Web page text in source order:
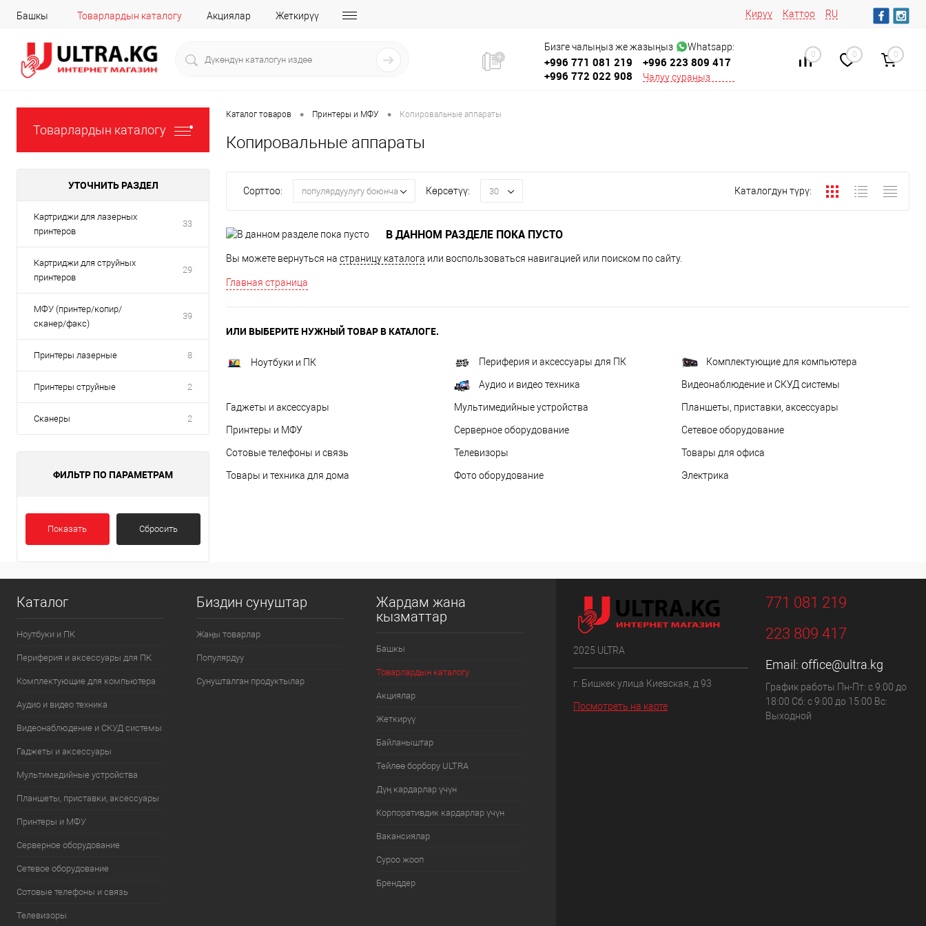
Башкы Товарлардын каталогу Акциялар Жеткирүү Кирүү Каттоо RU
Бизге чалыңыз же жазыңыз Whatsapp:
+996 771 081 219
+996 223 809 417
+996 772 022 908
Чалуу сураңыз
0 0 0
Товарлардын каталогу
УТОЧНИТЬ РАЗДЕЛ
Картриджи для лазерных
принтеров
33
Картриджи для струйных
принтеров
29
МФУ (принтер/копир/
сканер/факс)
39
Принтеры лазерные 8
Принтеры струйные 2
Сканеры 2
ФИЛЬТР ПО ПАРАМЕТРАМ
Показать Сбросить
Каталог товаров • Принтеры и МФУ • Копировальные аппараты
Копировальные аппараты
Сорттоо: популярдуулугу боюнча Көрсөтүү: 30 Каталогдун түрү:
В ДАННОМ РАЗДЕЛЕ ПОКА ПУСТО
Вы можете вернуться на страницу каталога или воспользоваться навигацией или поиском по сайту.
Главная страница
ИЛИ ВЫБЕРИТЕ НУЖНЫЙ ТОВАР В КАТАЛОГЕ.
Ноутбуки и ПК Периферия и аксессуары для ПК Комплектующие для компьютера
Аудио и видео техника Видеонаблюдение и СКУД системы
Гаджеты и аксессуары Мультимедийные устройства Планшеты, приставки, аксессуары
Принтеры и МФУ Серверное оборудование Сетевое оборудование
Сотовые телефоны и связь Телевизоры Товары для офиса
Товары и техника для дома Фото оборудование Электрика
Каталог
Ноутбуки и ПК
Периферия и аксессуары для ПК
Комплектующие для компьютера
Аудио и видео техника
Видеонаблюдение и СКУД системы
Гаджеты и аксессуары
Мультимедийные устройства
Планшеты, приставки, аксессуары
Принтеры и МФУ
Серверное оборудование
Сетевое оборудование
Сотовые телефоны и связь
Телевизоры
Биздин сунуштар
Жаңы товарлар
Популярдуу
Сунушталган продуктылар
Жардам жана
кызматтар
Башкы
Товарлардын каталогу
Акциялар
Жеткирүү
Байланыштар
Тейлөө борбору ULTRA
Дүң кардарлар үчүн
Корпоративдик кардарлар үчүн
Вакансиялар
Суроо жооп
Бренддер
2025 ULTRA
г. Бишкек улица Киевская, д 93
Посмотреть на карте
771 081 219
223 809 417
Email: office@ultra.kg
График работы Пн-Пт: с 9:00 до
18:00 Сб: с 9:00 до 15:00 Вс:
Выходной